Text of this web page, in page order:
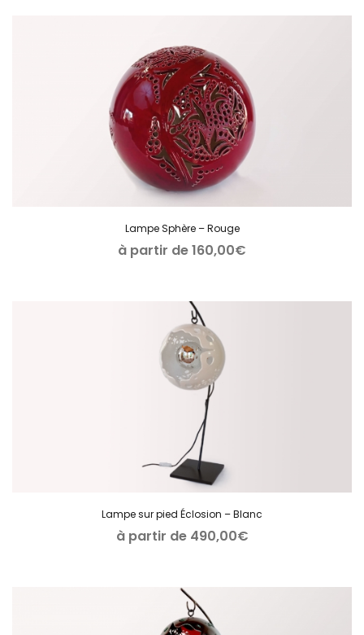
Lampe Sphère – Rouge
à partir de160,00€
Lampe sur pied Éclosion – Blanc
à partir de 490,00€